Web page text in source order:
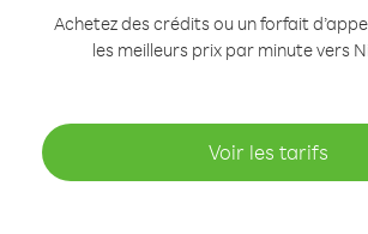
Achetez des crédits ou un forfait
les meilleurs prix par minute vers
Voir les tarifs